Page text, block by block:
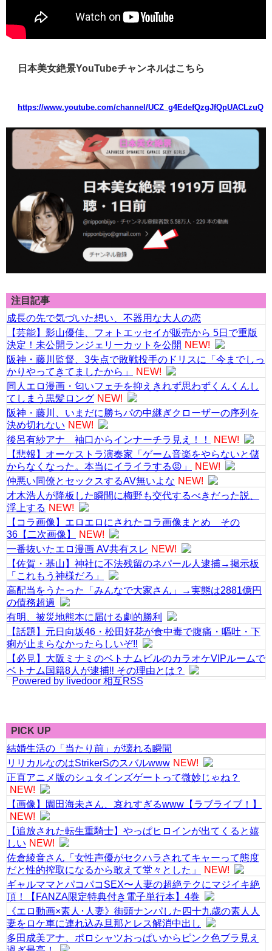
日本美女絶景YouTubeチャンネルはこちら
https://www.youtube.com/channel/UCZ_g4EdefQzgJfQpUACLzuQ
注目記事
成長の先で気づいた想い、不器用な大人の恋
【芸能】影山優佳、フォトエッセイが販売から 5日で重版
決定！未公開ランジェリーカットを公開 NEW!
阪神・藤川監督、3失点で敗戦投手のドリスに「今までしっ
かりやってきてましたから」
NEW!
同人エロ漫画・匂いフェチを抑えきれず思わずくんくんし
てしまう黒髪ロング NEW!
阪神・藤川、いまだに勝ちパの中継ぎクローザーの序列を
決め切れない NEW!
後呂有紗アナ 袖口からインナーチラ見え！！
NEW!
【悲報】オーケストラ演奏家「ゲーム音楽をやらないと儲
からなくなった。本当にイライラする😡」
NEW!
仲悪い同僚とセックスするAV無いよな NEW!
才木浩人が降板した瞬間に梅野も交代するべきだった説、
浮上する NEW!
【コラ画像】エロエロにされたコラ画像まとめ その
36【二次画像】
NEW!
一番抜いたエロ漫画 AV共有スレ NEW!
【佐賀・基山】神社に不法残留のネパール人逮捕→掲示板
「これもう神様だろ」
高配当をうたった「みんなで大家さん」→実態は2881億円
の債務超過
有明、被災地熊本に届ける劇的勝利
【話題】元日向坂46・松田好花が食中毒で腹痛・嘔吐・下
痢が止まらなかったらしいぞ‼
【必見】大阪ミナミのベトナムビルのカラオケVIPルームで
ベトナム国籍8人が逮捕‼ その理由とは？
Powered by livedoor 相互RSS
PICK UP
結婚生活の「当たり前」が壊れる瞬間
リリカルなのはStrikerSのスバルwww NEW!
正直アニメ版のシュタインズゲートって微妙じゃね？
NEW!
【画像】園田海未さん、哀れすぎるwww【ラブライブ！】
NEW!
【追放された転生重騎士】やっぱヒロインが出てくると嬉
しい NEW!
佐倉綾音さん「女性声優がセクハラされてキャーって態度
だと性的搾取になるから敢えて堂々とした」
NEW!
ギャルママとパコパコSEX〜人妻の超絶テクにマジイキ絶
頂！【FANZA限定特典付き電子単行本】4巻
《エロ動画×素人･人妻》街頭ナンパした四十九歳の素人人
妻をロケ車に連れ込み旦那とレス解消中出し
多田成美アナ、ポロシャツおっぱいからピンク色ブラ見え